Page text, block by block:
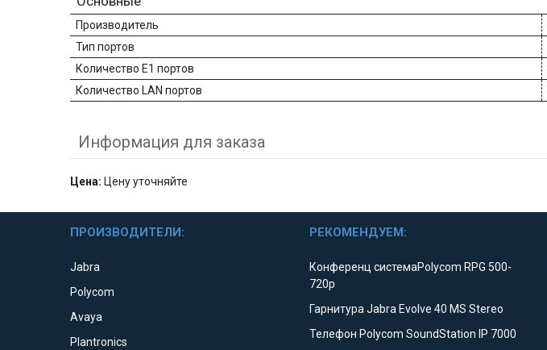
Производитель
Тип портов
Количество E1 портов
Количество LAN портов
Информация для заказа
Цена: Цену уточняйте
ПРОИЗВОДИТЕЛИ:
Jabra
Polycom
Avaya
Plantronics
РЕКОМЕНДУЕМ:
Конференц системаPolycom RPG 500-
720p
Гарнитура Jabra Evolve 40 MS Stereo
Телефон Polycom SoundStation IP 7000